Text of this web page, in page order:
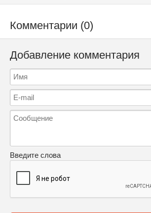
Комментарии (0)
Добавление комментария
Введите слова